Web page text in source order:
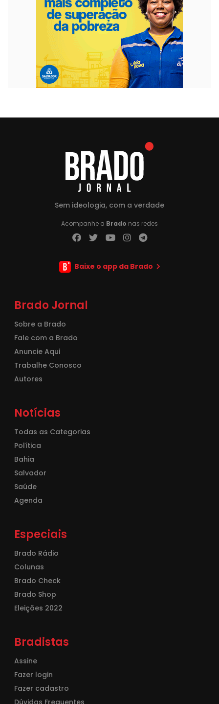
Sem ideologia, com a verdade
Acompanhe a Brado nas redes
Baixe o app da Brado
Brado Jornal
Sobre a Brado
Fale com a Brado
Anuncie Aqui
Trabalhe Conosco
Autores
Notícias
Todas as Categorias
Política
Bahia
Salvador
Saúde
Agenda
Especiais
Brado Rádio
Colunas
Brado Check
Brado Shop
Eleições 2022
Bradistas
Assine
Fazer login
Fazer cadastro